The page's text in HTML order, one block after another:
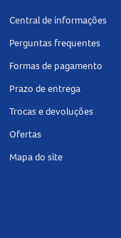
Central de informações
Perguntas frequentes
Formas de pagamento
Prazo de entrega
Trocas e devoluções
Ofertas
Mapa do site